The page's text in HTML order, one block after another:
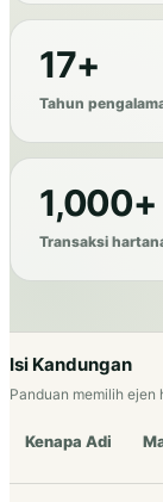
17+
Tahun
1,000+
Transaksi
Isi Kandungan
Panduan memilih ejen
Kenapa Adi